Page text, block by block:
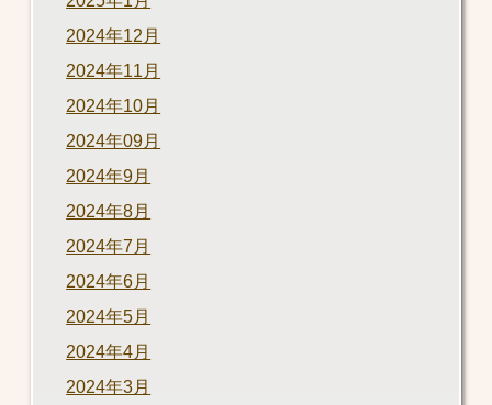
2024年12月
2024年11月
2024年10月
2024年09月
2024年9月
2024年8月
2024年7月
2024年6月
2024年5月
2024年4月
2024年3月